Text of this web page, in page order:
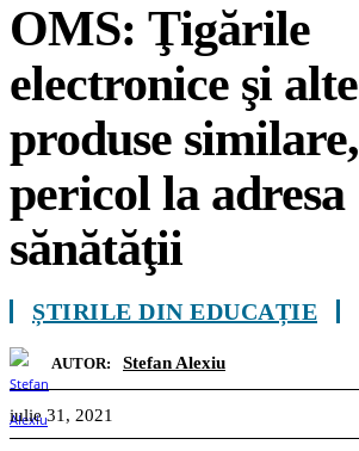
OMS: Ţigările
electronice şi alte
produse
pericol la adresa
sănătăţii
ȘTIRILE DIN EDUCAȚIE
AUTOR: Stefan Alexiu
iulie 31, 2021